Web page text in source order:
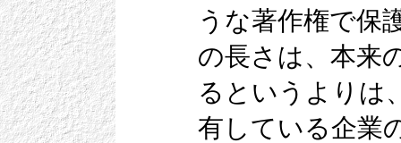
うな著作権で保
の長さは、本来
るというよりは
有している企業